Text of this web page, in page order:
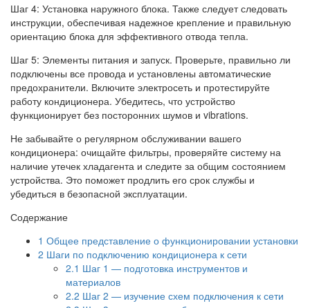
Шаг 4: Установка наружного блока. Также следует следовать
инструкции, обеспечивая надежное крепление и правильную
ориентацию блока для эффективного отвода тепла.
Шаг 5: Элементы питания и запуск. Проверьте, правильно ли
подключены все провода и установлены автоматические
предохранители. Включите электросеть и протестируйте
работу кондиционера. Убедитесь, что устройство
функционирует без посторонних шумов и vibrations.
Не забывайте о регулярном обслуживании вашего
кондиционера: очищайте фильтры, проверяйте систему на
наличие утечек хладагента и следите за общим состоянием
устройства. Это поможет продлить его срок службы и
убедиться в безопасной эксплуатации.
Содержание
1 Общее представление о функционировании установки
2 Шаги по подключению кондиционера к сети
2.1 Шаг 1 — подготовка инструментов и
материалов
2.2 Шаг 2 — изучение схем подключения к сети